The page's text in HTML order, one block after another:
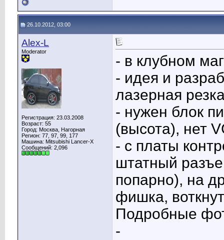
26.10.2012, 03:00
Alex-L
Moderator
Регистрация: 23.03.2008
Возраст: 55
Город: Москва, Нагорная
Регион: 77, 97, 99, 177
Машина: Mitsubishi Lancer-X
Сообщений: 2,096
- в клубном
- идея и
лазерная
- нужен блок
(высота), нет
- с платы
штатный
попарно), на
фишка,
Подробные
-